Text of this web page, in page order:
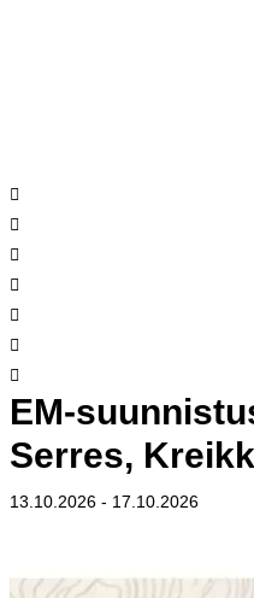
EM-
Serres,
13.10.2026 - 17.10.2026